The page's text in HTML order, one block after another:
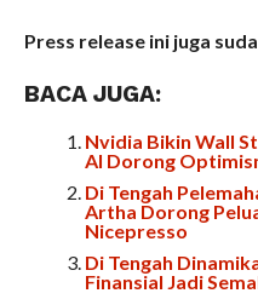
Press release ini juga
BACA JUGA:
Nvidia Bikin Wall
AI Dorong
Di Tengah
Artha Dorong
Nicepresso
Di Tengah
Finansial Jadi